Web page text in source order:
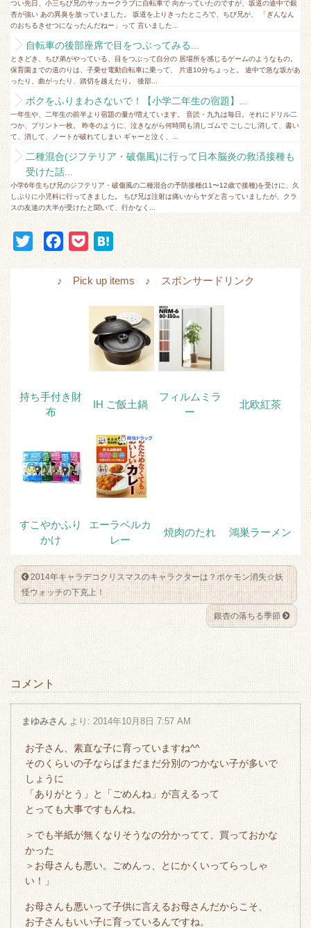
つい先日、小三ちび兄のサッカークラブに自転車で 向かっていたのですが、坂道の途中で銀
杏が強い あの異臭を放っていました。 坂道を上りきったところで、ちび兄が、 「ぎんなん
のおちるきせつになったんだねー」って 言いました...
自転車の後部座席で目をつぶってみる...
ときどき、ちび弟がやっている、目をつぶって自分の 居場所を感じるゲームのようなもの。
保育園までの道のりは、子乗せ電動自転車に乗って、 片道10分ちょっと。 途中で急な坂があ
ったり、曲がったり、踏切を越えたり。 後部...
ボクをふりまわさないで！【小学二年生の宿題】...
一年生や、二年生の前半より宿題の量が増えています。 音読・九九は毎日。それにドリル二
つか、プリント一枚。 昨冬のように、泣きながら何時間も消しゴムで ごしごし消して、書い
て、消して、ノートが破れてしまい ギャーと泣く、...
二種混合(ジフテリア・破傷風)に行って日本脳炎の救済接種も
受けた話...
小学6年生ちび兄のジフテリア・破傷風の二種混合の予防接種(11〜12歳で接種)を受けに、久
しぶりに小児科に行ってきました。 ちび兄は注射は痛いからヤダと言っていましたが、クラ
スの友達の大半が受けたと聞いて、行かなく...
c
t
n
a
♪ Pick up items ♪ スポンサードリンク
持ち手付き財
布
IH ご飯土鍋
フィルムミラ
ー
北欧紅茶
すこやかふり
かけ
エーラベルカ
レー
焼肉のたれ 鴻巣ラーメン
2014年キャラデコクリスマスのキャラクターは？ポケモン消失☆妖
怪ウォッチの下克上！
銀杏の落ちる季節
コメント
まゆみさん より: 2014年10月8日 7:57 AM
お子さん、素直な子に育っていますね^^
そのくらいの子ならばまだまだ分別のつかない子が多いで
しょうに
「ありがとう」と「ごめんね」が言えるって
とっても大事ですもんね。
＞でも半紙が無くなりそうなの分かってて、買っておかな
かった
＞お母さんも悪い。ごめんっ、とにかくいってらっしゃ
い！」
お母さんも悪いって子供に言えるお母さんだからこそ、
お子さんもいい子に育っているんですね。